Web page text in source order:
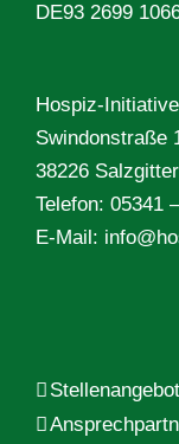
DE93 2699
Hospiz-
Swindonstraße
38226 Salzgitter
Telefon: 05341
E-Mail: